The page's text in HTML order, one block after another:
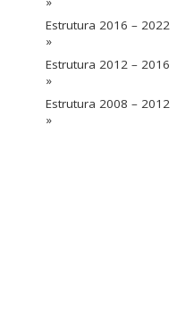
Estrutura 2016 – 2022
»
Estrutura 2012 – 2016
»
Estrutura 2008 – 2012
»